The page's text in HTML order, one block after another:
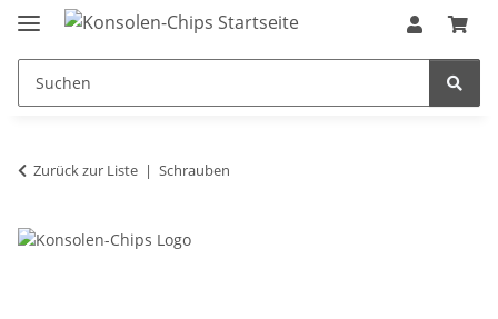
Zurück zur Liste Schrauben